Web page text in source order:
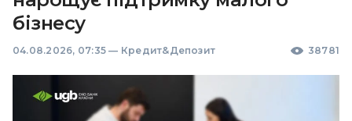
бізнесу
04.08.2026, 07:35 — Кредит&Депозит 38781